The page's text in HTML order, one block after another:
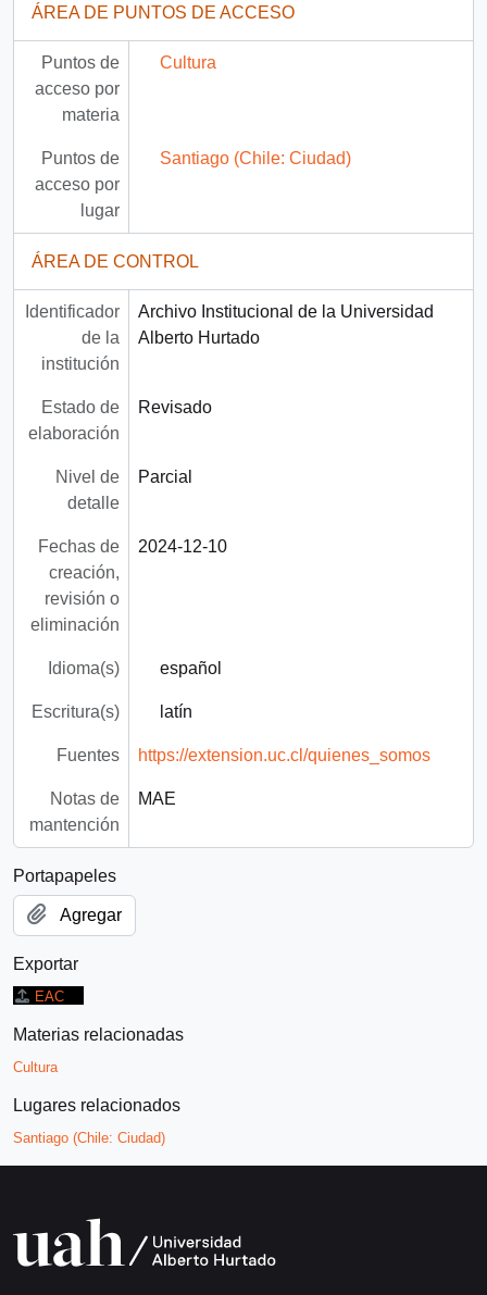
ÁREA DE PUNTOS DE ACCESO
Puntos de
acceso por
materia
Cultura
Puntos de
acceso por
lugar
Santiago (Chile: Ciudad)
ÁREA DE CONTROL
Identificador
de la
institución
Archivo Institucional de la Universidad
Alberto Hurtado
Estado de
elaboración
Revisado
Nivel de
detalle
Parcial
Fechas de
creación,
revisión o
eliminación
2024-12-10
Idioma(s) español
Escritura(s) latín
Fuentes https://extension.uc.cl/quienes_somos
Notas de
mantención
MAE
Portapapeles
Agregar
Exportar
EAC
Materias relacionadas
Cultura
Lugares relacionados
Santiago (Chile: Ciudad)